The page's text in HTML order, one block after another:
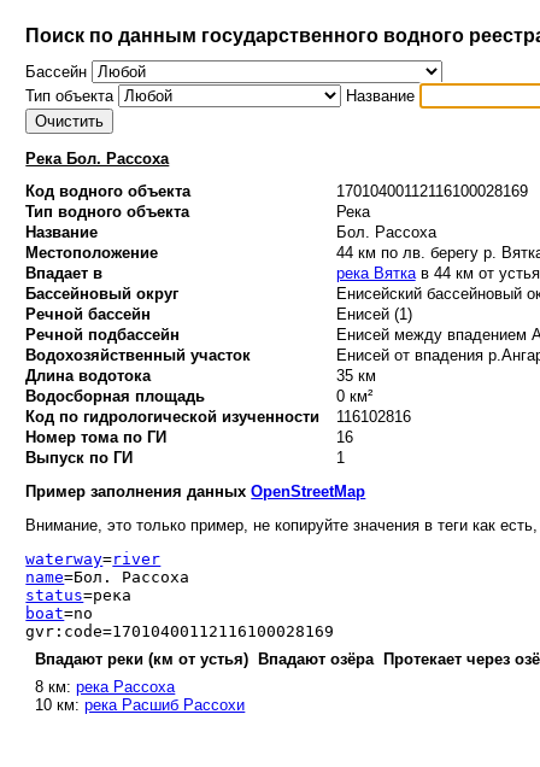
Поиск по данным государственного водного
Бассейн
Тип объекта
Название
Река Бол. Рассоха
Код водного объекта
17010400112116100028169
Тип водного объекта
Река
Название
Бол. Рассоха
Местоположение
44 км по лв. берегу р.
Впадает в
река Вяткав 44 км от устья
Бассейновый округ
Енисейский бассейновый
Речной бассейн
Енисей (1)
Речной подбассейн
Енисей между впадением
Водохозяйственный участок
Енисей от впадения
Длина водотока
35 км
Водосборная площадь
0 км²
Код по гидрологической изученности
116102816
Номер тома по ГИ
16
Выпуск по ГИ
1
Пример заполнения данныхOpenStreetMap
Внимание, это только пример, не копируйте значения в теги как
waterway=river
name=Бол. Рассоха
status=река
boat=no
gvr:code=17010400112116100028169
Впадают реки (км от устья)
Впадают озёра
Протекает через
8 км:река Рассоха
10 км:река Расшиб Рассохи